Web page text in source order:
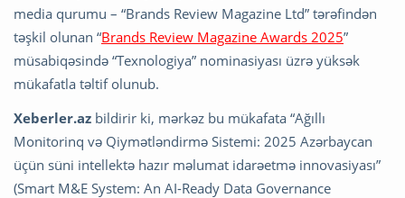
media qurumu – “Brands Review Magazine Ltd” tərəfindən
təşkil olunan “Brands Review Magazine Awards 2025”
müsabiqəsində “Texnologiya” nominasiyası üzrə yüksək
mükafatla təltif olunub.
Xeberler.az bildirir ki, mərkəz bu mükafata “Ağıllı
Monitorinq və Qiymətləndirmə Sistemi: 2025 Azərbaycan
üçün süni intellektə hazır məlumat idarəetmə innovasiyası”
(Smart M&E System: An AI-Ready Data Governance